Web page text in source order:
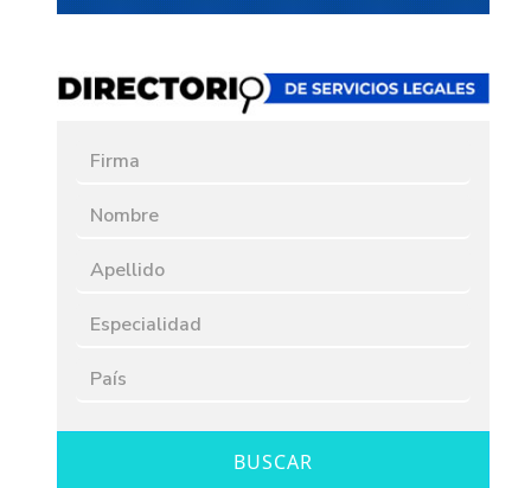
BUSCAR